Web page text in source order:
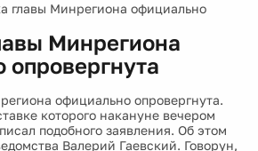
главы Минрегиона официально
Минрегиона
официально опровергнута.
которого накануне вечером
подобного заявления. Об этом
Валерий Гаевский. Говорун,